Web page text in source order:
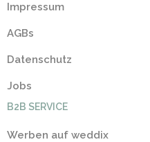
Impressum
AGBs
Datenschutz
Jobs
B2B SERVICE
Werben auf weddix